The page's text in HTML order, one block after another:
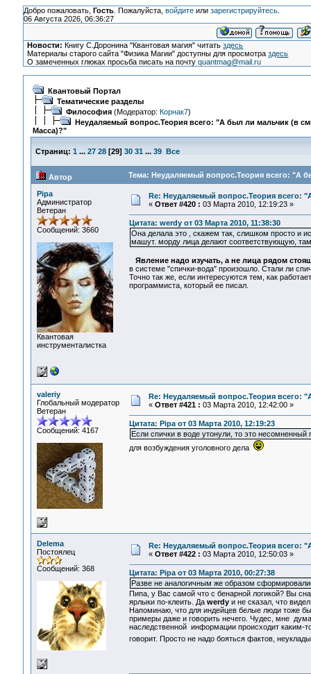
Добро пожаловать, Гость. Пожалуйста, войдитеили зарегистрируйтесь.
06 Августа 2026, 06:36:27
Новости: Книгу С.Доронина "Квантовая магия" читатьздесь
Материалы старого сайта "Физика Магии" доступны для просмотраздесь
О замеченных глюках просьба писать на почтуquantmag@mail.ru
Квантовый Портал
Тематические разделы
Философия(Модератор: Корнак7)
Неудаляемый вопрос.Теория всего: "А был ли мальчик (в
Масса)?"
Страниц: 1 ... 27 28[29] 30 31 ... 39 Все
Автор Тема: Неудаляемый вопрос.Теория всего: "А
Pipa
Администратор
Ветеран
Сообщений: 3660
Квантовая
инструменталистка
Re: Неудаляемый вопрос.Теория всего:
« Ответ #420 : 03 Марта 2010, 12:19:23 »
Цитата: werdy от 03 Марта 2010, 11:38:30
Она делала это , скажем так, слишком просто и
машут. морду лица делают соответствующую, там
Явление надо изучать, а не лица рядом
в системе "спички-вода" произошло. Стали ли
Точно так же, если интересуются тем, как
программиста, который ее писал.
valeriy
Глобальный модератор
Ветеран
Сообщений: 4167
Re: Неудаляемый вопрос.Теория всего:
« Ответ #421 : 03 Марта 2010, 12:42:00 »
Цитата: Pipa от 03 Марта 2010, 12:19:23
Если спички в воде утонули, то это несомненный
для возбуждения уголовного дела
Delema
Постоялец
Сообщений: 368
Re: Неудаляемый вопрос.Теория всего:
« Ответ #422 : 03 Марта 2010, 12:50:03 »
Цитата: Pipa от 03 Марта 2010, 00:27:38
Разве не аналогичным же образом
Пипа, у Вас самой что с бенарной логикой? Вы
ярлыки по-клеить. Да werdyи не сказал, что
Напоминаю, что для индейцев белые люди тоже
примеры даже и говорить нечего. Чудес, мне
наследственной информации происходит каким-
говорит. Просто не надо бояться фактов,